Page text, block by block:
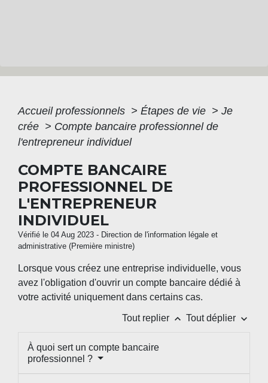
Accueil professionnels > Étapes de vie > Je
crée > Compte bancaire professionnel de
l'entrepreneur individuel
COMPTE BANCAIRE
PROFESSIONNEL DE
L'ENTREPRENEUR
INDIVIDUEL
Vérifié le 04 Aug 2023 - Direction de l'information légale et
administrative (Première ministre)
Lorsque vous créez une entreprise individuelle, vous
avez l'obligation d'ouvrir un compte bancaire dédié à
votre activité uniquement dans certains cas.
Tout replier keyboard_arrow_up Tout déplier keyboard_arrow_down
À quoi sert un compte bancaire
professionnel ?